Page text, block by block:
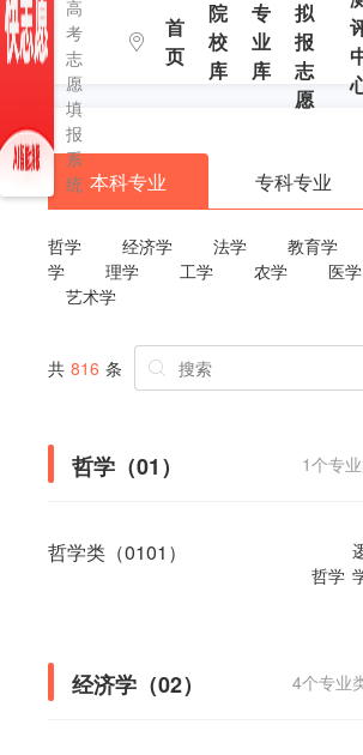
高
考
志
愿
填
报
系
统
首
页
院
校
库
专
业
库
拟
报
志
愿
本科专业 专科专业
哲学 经济学 法学 教育学
学
理学 工学 农学 医学
艺术学
共 816 条
哲学（01） 1个专
哲学类（0101）
哲学
经济学（02） 4个专业